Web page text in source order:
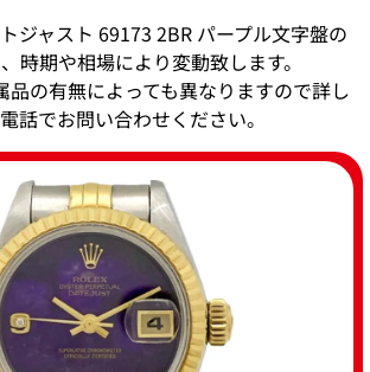
ジャスト 69173 2BR パープル文字盤の
時期や相場により変動致します。
品の有無によっても異なりますので詳し
話でお問い合わせください。